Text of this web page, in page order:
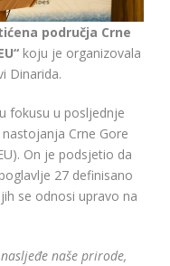
područja Crne
koju je organizovala
Dinarida.
fokusu u posljednje
Crne Gore
On je podsjetio da
27 definisano
se odnosi upravo na
naše prirode,